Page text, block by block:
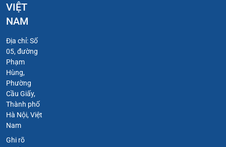
VIỆT
NAM
Địa chỉ: Số
05, đường
Phạm
Hùng,
Phường
Cầu Giấy,
Thành phố
Hà Nội, Việt
Nam
Ghi rõ